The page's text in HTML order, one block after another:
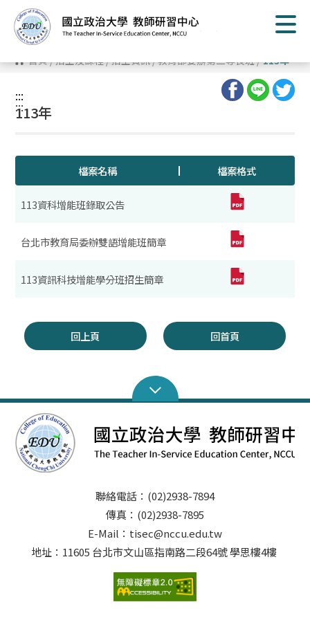
到
主
要
容 首頁/招生及課程/招生資訊/教育部委辦第二專長班/113年
:::
:::
113年
檔案名稱 檔案格式
113資科增能班錄取公告
台北市教育局委辦雙語增能班簡章
113資訊科技增能學分班招生簡章
回上頁 回首頁
聯絡電話：(02)2938-7894
傳真：(02)2938-7895
E-Mail：tisec@nccu.edu.tw
地址：11605 台北市文山區指南路二段64號 學思樓4樓